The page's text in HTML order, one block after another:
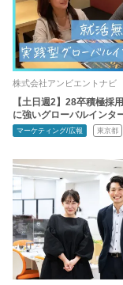
株式会社アンビエントナビ
【土日週2】28卒積極採
に強いグローバルインタ
マーケティング/広報 東京都